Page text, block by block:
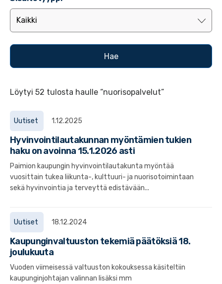
Löytyi 52 tulosta haulle “nuorisopalvelut”
Uutiset 1.12.2025
Hyvinvointilautakunnan myöntämien tukien
haku on avoinna 15.1.2026 asti
Paimion kaupungin hyvinvointilautakunta myöntää
vuosittain tukea liikunta-, kulttuuri- ja nuorisotoimintaan
sekä hyvinvointia ja terveyttä edistävään...
Uutiset 18.12.2024
Kaupunginvaltuuston tekemiä päätöksiä 18.
joulukuuta
Vuoden viimeisessä valtuuston kokouksessa käsiteltiin
kaupunginjohtajan valinnan lisäksi mm